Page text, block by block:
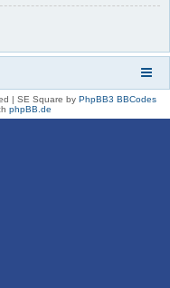
| SE Square by PhpBB3 BBCodes
phpBB.de